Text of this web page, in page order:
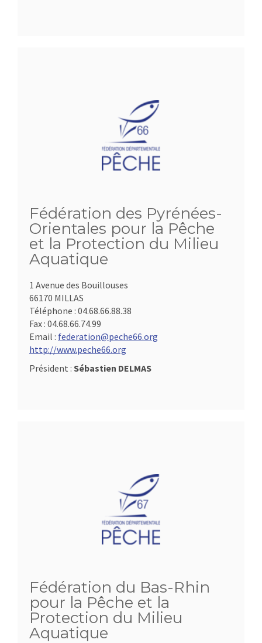
Fédération des Pyrénées-
Orientales pour la Pêche
et la Protection du Milieu
Aquatique
1 Avenue des Bouillouses
66170 MILLAS
Téléphone : 04.68.66.88.38
Fax : 04.68.66.74.99
Email : federation@peche66.org
http://www.peche66.org
Président : Sébastien DELMAS
Fédération du Bas-Rhin
pour la Pêche et la
Protection du Milieu
Aquatique